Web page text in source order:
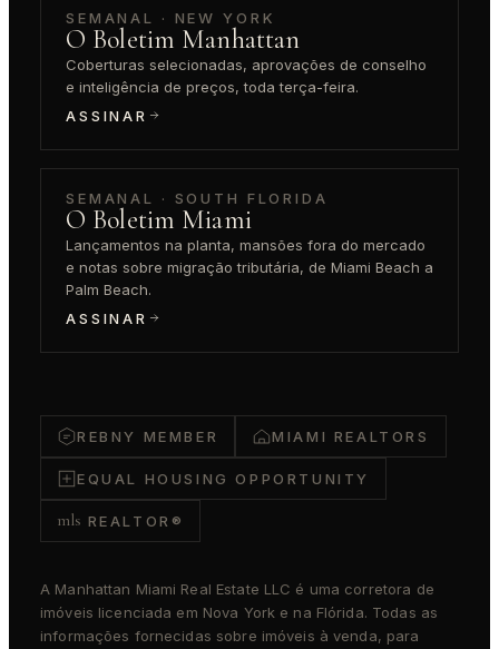
SEMANAL · NEW YORK
O Boletim Manhattan
Coberturas selecionadas, aprovações de conselho
e inteligência de preços, toda terça-feira.
ASSINAR
SEMANAL · SOUTH FLORIDA
O Boletim Miami
Lançamentos na planta, mansões fora do mercado
e notas sobre migração tributária, de Miami Beach a
Palm Beach.
ASSINAR
REBNY MEMBER MIAMI REALTORS
EQUAL HOUSING OPPORTUNITY
mls REALTOR®
A Manhattan Miami Real Estate LLC é uma corretora de
imóveis licenciada em Nova York e na Flórida. Todas as
informações fornecidas sobre imóveis à venda, para